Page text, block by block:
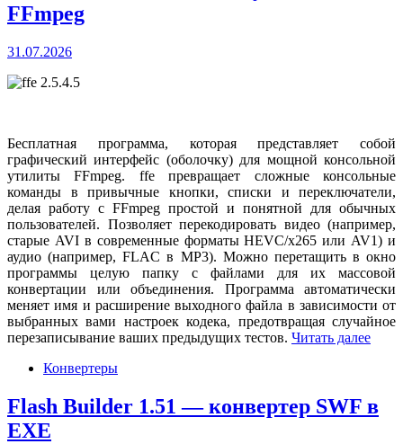
FFmpeg
31.07.2026
Бесплатная программа, которая представляет собой
графический интерфейс (оболочку) для мощной консольной
утилиты FFmpeg. ffe превращает сложные консольные
команды в привычные кнопки, списки и переключатели,
делая работу с FFmpeg простой и понятной для обычных
пользователей. Позволяет перекодировать видео (например,
старые AVI в современные форматы HEVC/x265 или AV1) и
аудио (например, FLAC в MP3). Можно перетащить в окно
программы целую папку с файлами для их массовой
конвертации или объединения. Программа автоматически
меняет имя и расширение выходного файла в зависимости от
выбранных вами настроек кодека, предотвращая случайное
перезаписывание ваших предыдущих тестов. Читать далее
Конвертеры
Flash Builder 1.51 — конвертер SWF в
EXE